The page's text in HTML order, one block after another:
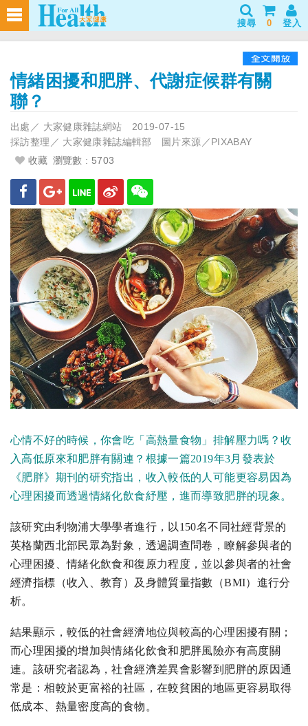
搜尋 0 登入
情緒困擾和肥胖、代謝症候群有關
聯？
出處／ 大家健康雜誌網站 2019-07-15
採訪整理／ 大家健康雜誌編輯部 圖片來源／PIXABAY
收藏 瀏覽數 : 5703
心情不好的時候，你會吃「高熱量食物」排解壓力嗎？收
入高低原來和肥胖有關連？根據一篇2019年3月發表於
《肥胖》期刊的研究指出，收入較低的人可能更容易因為
心理困擾而透過情緒化飲食紓壓，進而導致肥胖的現象。
該研究由利物浦大學學者進行，以150名不同社經背景的
英格蘭西北部民眾為對象，透過調查問卷，瞭解參與者的
心理困擾、情緒化飲食和復原力程度，並以參與者的社會
經濟指標（收入、教育）及身體質量指數（BMI）進行分
析。
結果顯示，較低的社會經濟地位與較高的心理困擾有關；
而心理困擾的增加與情緒化飲食和肥胖風險亦有高度關
連。該研究者認為，社會經濟差異會影響到肥胖的原因通
常是：相較於更富裕的社區，在較貧困的地區更容易取得
低成本、熱量密度高的食物。